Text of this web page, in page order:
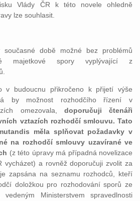
Vlády ČR k této novele ohledně
lze souhlasit.
době možné bez problémů
majetkové spory vyplývající z
v budoucnu přikročeno k přijetí výše
by možnost rozhodčího řízení v
omezovala, doporučuji čtenáři
vztazích rozhodčí smlouvu. Tato
měla splňovat požadavky v
na rozhodčí smlouvy uzavírané ve
(z této úpravy má případná novelizace
vycházet) a rovněž doporučuji zvolit za
zapsána na seznamu rozhodců, kteří
doložkou pro rozhodování sporů ze
vedeným Ministerstvem spravedlnosti